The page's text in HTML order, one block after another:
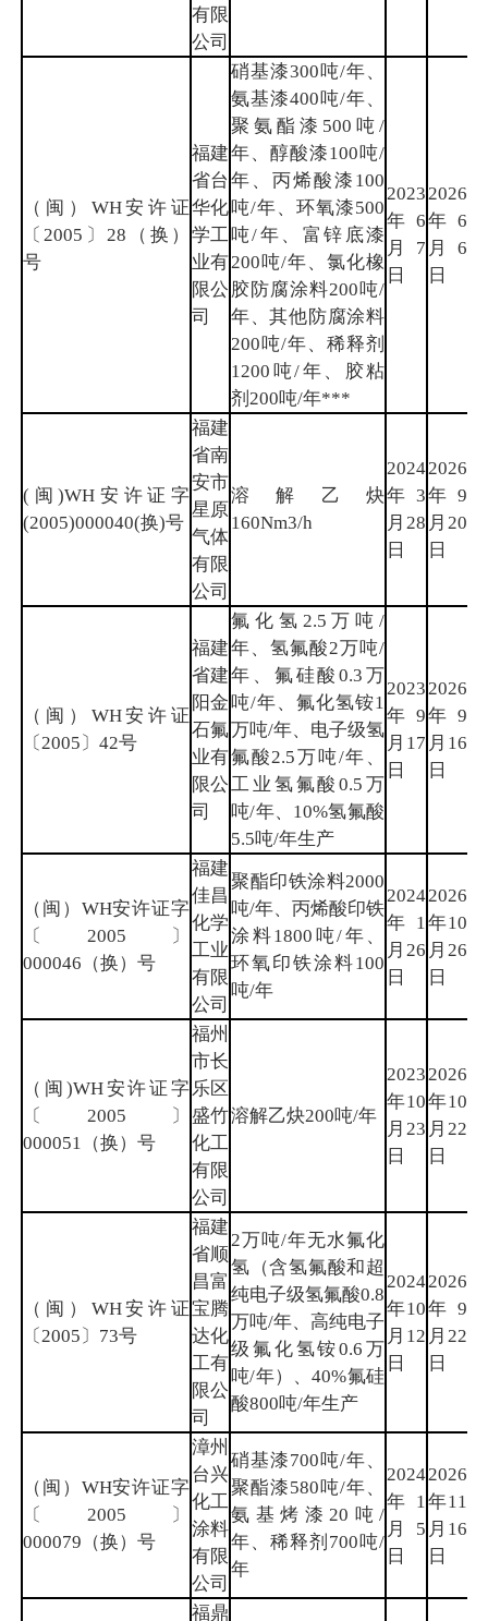
有限
公司
（闽）WH安许证
〔2005〕28（换）
号
福建
省台
华化
学工
业有
限公
司
硝基漆300吨/年、
氨基漆400吨/年、
聚氨酯漆500吨/
年、醇酸漆100吨/
年、丙烯酸漆100
吨/年、环氧漆500
吨/年、富锌底漆
200吨/年、氯化橡
胶防腐涂料200吨/
年、其他防腐涂料
200吨/年、稀释剂
1200吨/年、胶粘
剂200吨/年***
2023
年6
月7
日
2026
年6
月6
日
(闽)WH安许证字
(2005)000040(换)号
福建
省南
安市
星原
气体
有限
公司
溶解乙炔
160Nm3/h
2024
年3
月28
日
2026
年9
月20
日
（闽）WH安许证
〔2005〕42号
福建
省建
阳金
石氟
业有
限公
司
氟化氢2.5万吨/
年、氢氟酸2万吨/
年、氟硅酸0.3万
吨/年、氟化氢铵1
万吨/年、电子级氢
氟酸2.5万吨/年、
工业氢氟酸0.5万
吨/年、10%氢氟酸
5.5吨/年生产
2023
年9
月17
日
2026
年9
月16
日
（闽）WH安许证字
〔2005〕
000046（换）号
福建
佳昌
化学
工业
有限
公司
聚酯印铁涂料2000
吨/年、丙烯酸印铁
涂料1800吨/年、
环氧印铁涂料100
吨/年
2024
年1
月26
日
2026
年10
月26
日
（闽)WH安许证字
〔2005〕
000051（换）号
福州
市长
乐区
盛竹
化工
有限
公司
溶解乙炔200吨/年
2023
年10
月23
日
2026
年10
月22
日
（闽）WH安许证
〔2005〕73号
福建
省顺
昌富
宝腾
达化
工有
限公
司
2万吨/年无水氟化
氢（含氢氟酸和超
纯电子级氢氟酸0.8
万吨/年、高纯电子
级氟化氢铵0.6万
吨/年）、40%氟硅
酸800吨/年生产
2024
年10
月12
日
2026
年9
月22
日
（闽）WH安许证字
〔2005〕
000079（换）号
漳州
台兴
化工
涂料
有限
公司
硝基漆700吨/年、
聚酯漆580吨/年、
氨基烤漆20吨/
年、稀释剂700吨/
年
2024
年1
月5
日
2026
年11
月16
日
福鼎